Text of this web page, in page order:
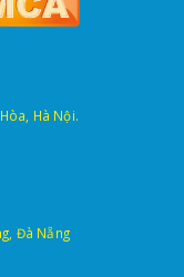
Hà Nội.
Đà Nẵng